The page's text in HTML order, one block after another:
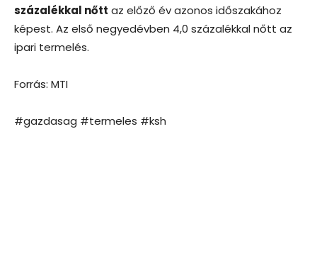
százalékkal nőtt az előző év azonos időszakához
képest. Az első negyedévben 4,0 százalékkal nőtt az
ipari termelés.
Forrás: MTI
#gazdasag #termeles #ksh